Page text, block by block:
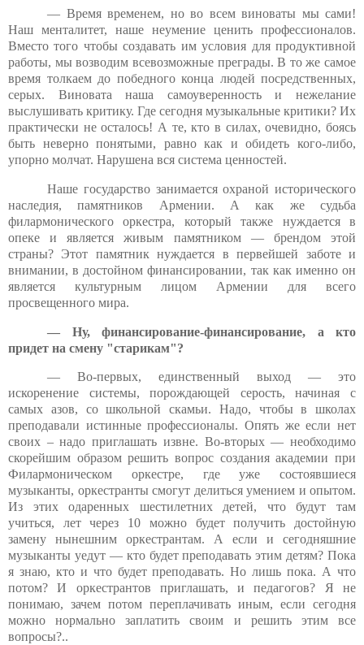
— Время временем, но во всем виноваты мы сами!
Наш менталитет, наше неумение ценить профессионалов.
Вместо того чтобы создавать им условия для продуктивной
работы, мы возводим всевозможные преграды. В то же самое
время толкаем до победного конца людей посредственных,
серых. Виновата наша самоуверенность и нежелание
выслушивать критику. Где сегодня музыкальные критики? Их
практически не осталось! А те, кто в силах, очевидно, боясь
быть неверно понятыми, равно как и обидеть кого-либо,
упорно молчат. Нарушена вся система ценностей.
Наше государство занимается охраной исторического
наследия, памятников Армении. А как же судьба
филармонического оркестра, который также нуждается в
опеке и является живым памятником — брендом этой
страны? Этот памятник нуждается в первейшей заботе и
внимании, в достойном финансировании, так как именно он
является культурным лицом Армении для всего
просвещенного мира.
— Ну, финансирование-финансирование, а кто
придет на смену "старикам"?
— Во-первых, единственный выход — это
искоренение системы, порождающей серость, начиная с
самых азов, со школьной скамьи. Надо, чтобы в школах
преподавали истинные профессионалы. Опять же если нет
своих – надо приглашать извне. Во-вторых — необходимо
скорейшим образом решить вопрос создания академии при
Филармоническом оркестре, где уже состоявшиеся
музыканты, оркестранты смогут делиться умением и опытом.
Из этих одаренных шестилетних детей, что будут там
учиться, лет через 10 можно будет получить достойную
замену нынешним оркестрантам. А если и сегодняшние
музыканты уедут — кто будет преподавать этим детям? Пока
я знаю, кто и что будет преподавать. Но лишь пока. А что
потом? И оркестрантов приглашать, и педагогов? Я не
понимаю, зачем потом переплачивать иным, если сегодня
можно нормально заплатить своим и решить этим все
вопросы?..